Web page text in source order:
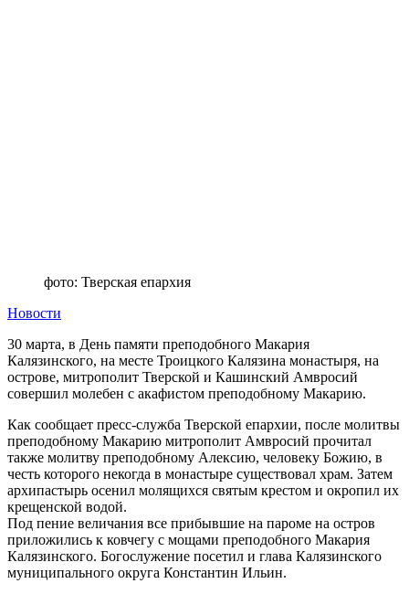
фото: Тверская епархия
Новости
30 марта, в День памяти преподобного Макария
Калязинского, на месте Троицкого Калязина монастыря, на
острове, митрополит Тверской и Кашинский Амвросий
совершил молебен с акафистом преподобному Макарию.
Как сообщает пресс-служба Тверской епархии, после молитвы
преподобному Макарию митрополит Амвросий прочитал
также молитву преподобному Алексию, человеку Божию, в
честь которого некогда в монастыре существовал храм. Затем
архипастырь осенил молящихся святым крестом и окропил их
крещенской водой.
Под пение величания все прибывшие на пароме на остров
приложились к ковчегу с мощами преподобного Макария
Калязинского. Богослужение посетил и глава Калязинского
муниципального округа Константин Ильин.